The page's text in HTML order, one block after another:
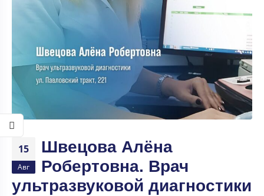
15
Авг
Швецова Алёна
Робертовна. Врач
ультразвуковой диагностики